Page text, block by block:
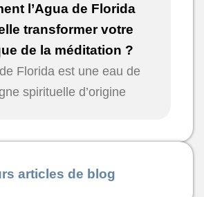
l’Agua de Florida
transformer votre
de la méditation ?
de Florida est une eau de
spirituelle d’origine
articles de blog